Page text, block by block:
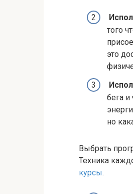
того
это
бега
но
Выбрать
Техника
курсы.